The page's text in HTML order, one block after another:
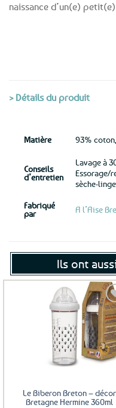
naissance d’un(e)
> Détails du produit
Matière 93%
Conseils
d’entretien
Lavage à
Essorage/
sèche-linge
Fabriqué
par
A l’Aise
Ils ont
aux
Le Biberon Breton – décor
Bretagne Hermine 360ml